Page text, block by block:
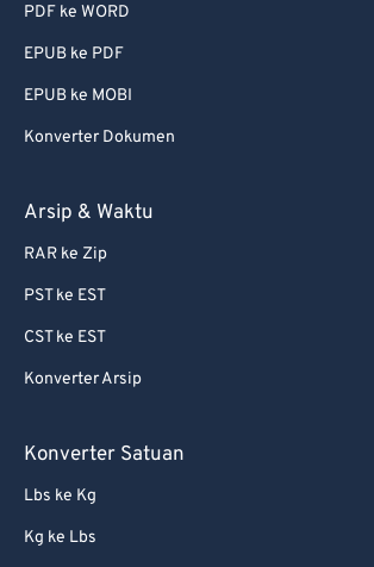
PDF ke WORD
EPUB ke PDF
EPUB ke MOBI
Konverter Dokumen
Arsip & Waktu
RAR ke Zip
PST ke EST
CST ke EST
Konverter Arsip
Konverter Satuan
Lbs ke Kg
Kg ke Lbs